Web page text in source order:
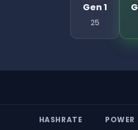
Gen 1
25
HASHRATE POWER